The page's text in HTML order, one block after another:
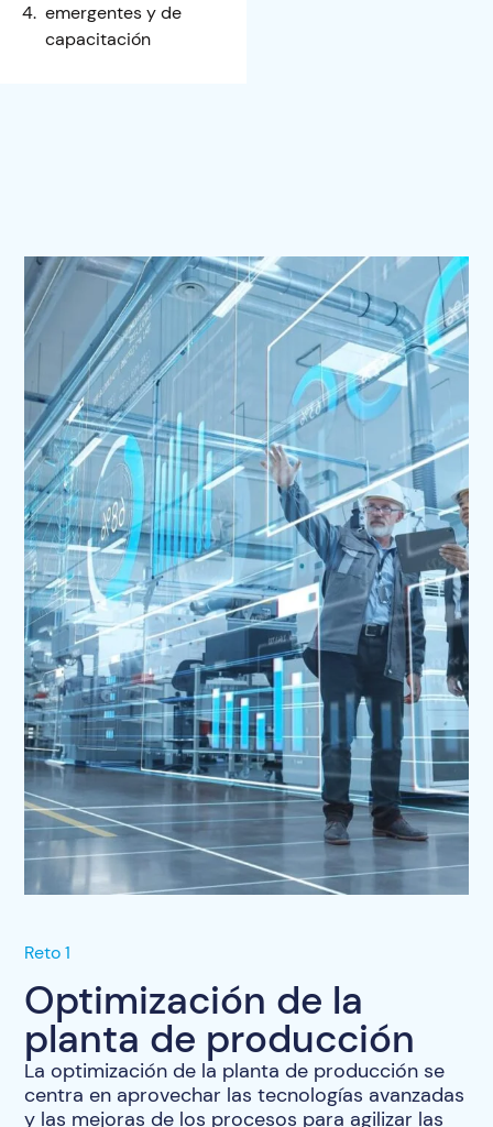
emergentes y de
capacitación
Reto 1
Optimización de la
planta de producción
La optimización de la planta de producción se
centra en aprovechar las tecnologías avanzadas
y las mejoras de los procesos para agilizar las